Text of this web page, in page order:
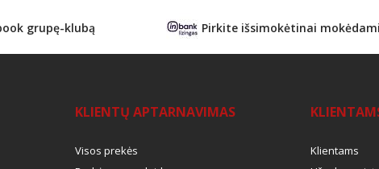
grupę-klubą Pirkite išsimokėtinai mokėdami
KLIENTŲ APTARNAVIMAS
Visos prekės
Klientams